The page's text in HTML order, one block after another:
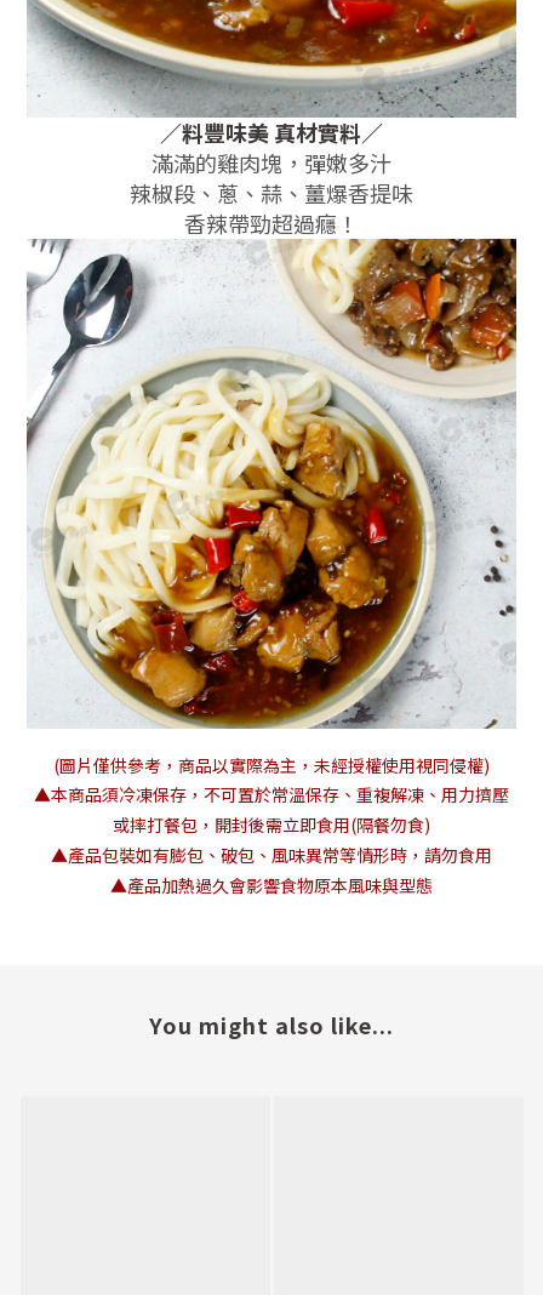
／料豐味美真材實料／
滿滿的雞肉塊，彈嫩多汁
辣椒段、蔥、蒜、薑爆香提味
香辣帶勁超過癮！
(圖片僅供參考，商品以實際為主，未經授權使用視同侵權)
▲本商品須冷凍保存，不可置於常溫保存、重複解凍、用力擠壓
或摔打餐包，開封後需立即食用(隔餐勿食)
▲產品包裝如有膨包、破包、風味異常等情形時，請勿食用
▲產品加熱過久會影響食物原本風味與型態
You might also like...